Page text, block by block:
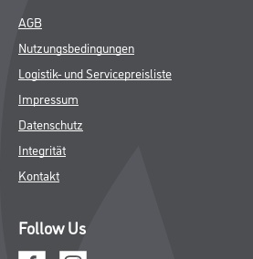
AGB
Nutzungsbedingungen
Logistik- und Servicepreisliste
Impressum
Datenschutz
Integrität
Kontakt
Follow Us